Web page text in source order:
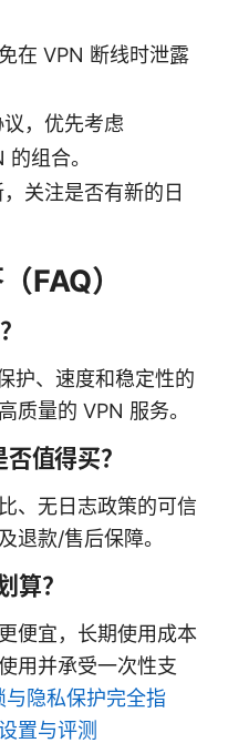
在 VPN 断线时泄露
，优先考虑
组合。
关注是否有新的日
FAQ）
护、速度和稳定性的
质量的 VPN 服务。
值得买？
、无日志政策的可信
退款/售后保障。
算？
便宜，长期使用成本
用并承受一次性支
隐私保护完全指
置与评测